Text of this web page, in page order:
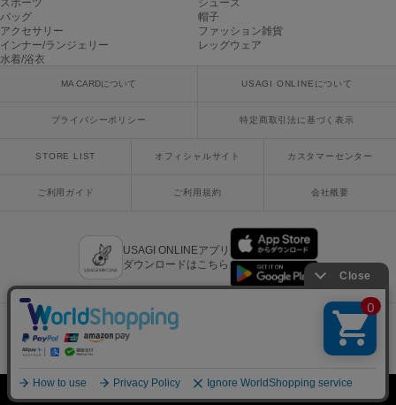
USAGI Gift
ウサギギフト
USAGI Item
ウサギヴィンテージ
スポーツ
シューズ
バッグ
帽子
アクセサリー
ファッション雑貨
インナー/ランジェリー
レッグウェア
水着/浴衣
MA CARDについて USAGI ONLINEについて
プライバシーポリシー 特定商取引法に基づく表示
STORE LIST オフィシャルサイト カスタマーセンター
ご利用ガイド ご利用規約 会社概要
USAGI ONLINEアプリ
ダウンロードはこちら
Copyright © 2018 Usagi Online Co.,Ltd. All Rights Reserved.